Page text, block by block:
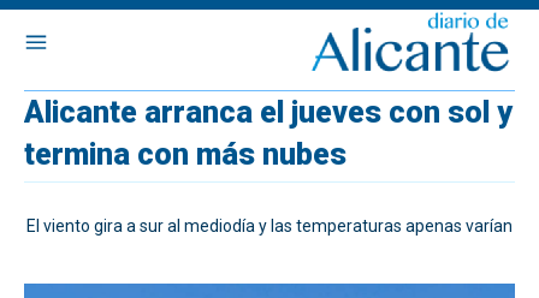
Alicante arranca el jueves con sol y
termina con más nubes
El viento gira a sur al mediodía y las temperaturas apenas varían